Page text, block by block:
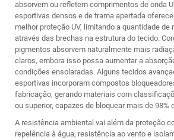
absorvem ou refletem comprimentos de onda
esportivas densos e de trama apertada
melhor proteção UV, limitando a quantidade de
através das brechas na estrutura do tecido.
pigmentos absorvem naturalmente mais
claros, embora isso possa aumentar a
condições ensolaradas. Alguns tecidos
esportivas incorporam compostos
fabricação, gerando materiais com
ou superior, capazes de bloquear mais de 98%
A resistência ambiental vai além da proteção
repelência à água, resistência ao vento e